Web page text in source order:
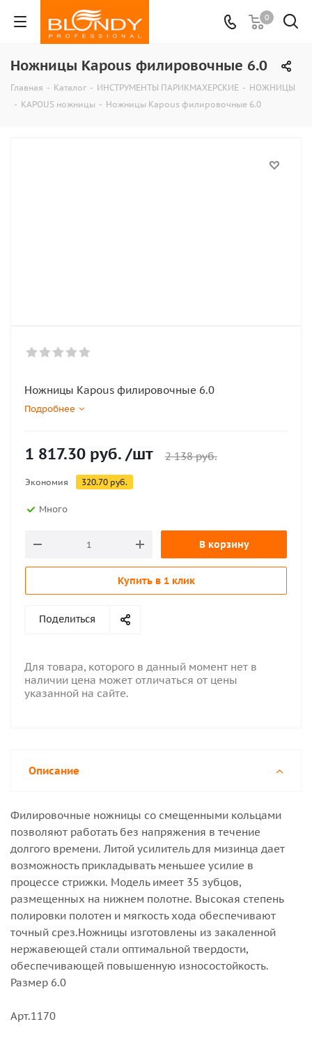
0
Ножницы Kapous филировочные 6.0
Главная - Каталог - ИНСТРУМЕНТЫ ПАРИКМАХЕРСКИЕ - НОЖНИЦЫ
- KAPOUS ножницы - Ножницы Kapous филировочные 6.0
Ножницы Kapous филировочные 6.0
Подробнее
1 817.30 руб. /шт 2 138руб.
Экономия 320.70 руб.
Много
В корзину
Купить в 1 клик
Поделиться
Для товара, которого в данный момент нет в
наличии цена может отличаться от цены
указанной на сайте.
Описание
Филировочные ножницы со смещенными кольцами
позволяют работать без напряжения в течение
долгого времени. Литой усилитель для мизинца дает
возможность прикладывать меньшее усилие в
процессе стрижки. Модель имеет 35 зубцов,
размещенных на нижнем полотне. Высокая степень
полировки полотен и мягкость хода обеспечивают
точный срез.Ножницы изготовлены из закаленной
нержавеющей стали оптимальной твердости,
обеспечивающей повышенную износостойкость.
Размер 6.0
Арт.1170